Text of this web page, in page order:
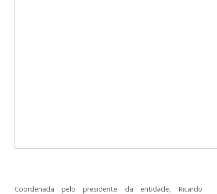
Coordenada pelo presidente da entidade, Ricardo